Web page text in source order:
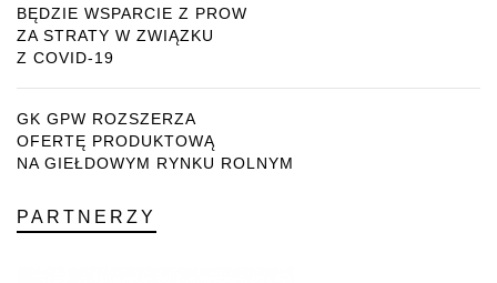
BĘDZIE WSPARCIE Z PROW
ZA STRATY W ZWIĄZKU
Z COVID-19
GK GPW ROZSZERZA
OFERTĘ PRODUKTOWĄ
NA GIEŁDOWYM RYNKU ROLNYM
PARTNERZY